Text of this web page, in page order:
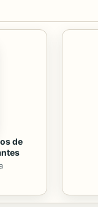
de